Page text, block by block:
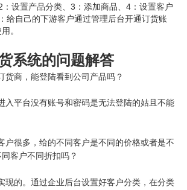
设置产品分类、3：添加商品、4：设置客户
给自己的下游客户通过管理后台开通订货账
。
系统的问题解答
货商，能登陆看到公司产品吗？
平台没有账号和密码是无法登陆的姑且不能
户很多，给的不同客户是不同的价格或者是不
客户不同折扣吗？
的。通过企业后台设置好客户分类，在分类